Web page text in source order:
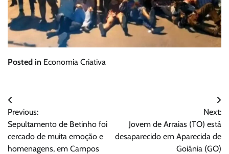
Posted in Economia Criativa
Navegação
de
Post
Previous:
Sepultamento de Betinho foi
cercado de muita emoção e
homenagens, em Campos
Next:
Jovem de Arraias (TO) está
desaparecido em Aparecida de
Goiânia (GO)